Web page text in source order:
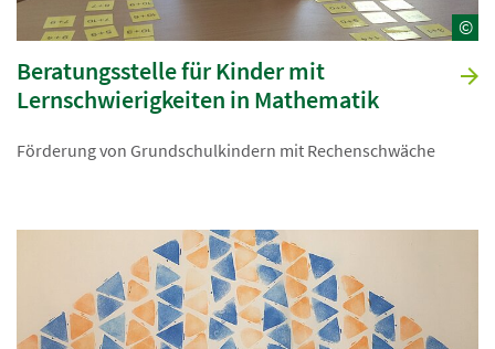
©
Beratungsstelle für Kinder mit
Lernschwierigkeiten in Mathematik
Förderung von Grundschulkindern mit Rechenschwäche